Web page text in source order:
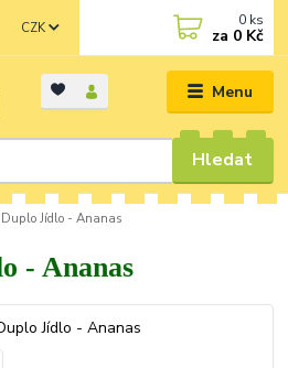
Menu
CZK
Hledat
0 ks
za 0 Kč
Duplo Jídlo - Ananas
- Ananas